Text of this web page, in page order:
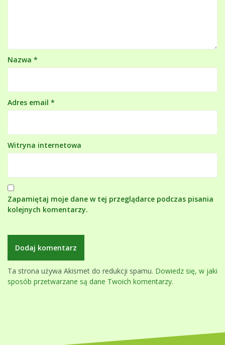
Nazwa *
Adres email *
Witryna internetowa
Zapamiętaj moje dane w tej przeglądarce podczas pisania
kolejnych komentarzy.
Ta strona używa Akismet do redukcji spamu. Dowiedz się, w jaki
sposób przetwarzane są dane Twoich komentarzy.